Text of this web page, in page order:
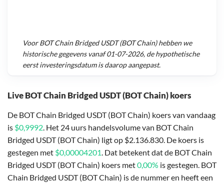
Live BOT Chain Bridged USDT (BOT Chain) koers
De BOT Chain Bridged USDT (BOT Chain) koers van vandaag
is $0,9992. Het 24 uurs handelsvolume van BOT Chain
Bridged USDT (BOT Chain) ligt op $2.136.830. De koers is
gestegen met $0,00004201. Dat betekent dat de BOT Chain
Bridged USDT (BOT Chain) koers met0,00% is gestegen. BOT
Chain Bridged USDT (BOT Chain) is de nummer en heeft een
VoorBOT Chain Bridged USDT (BOT Chain)hebben we
historische gegevens vanaf01-07-2026, de hypothetische
eerst investeringsdatum is daarop aangepast.